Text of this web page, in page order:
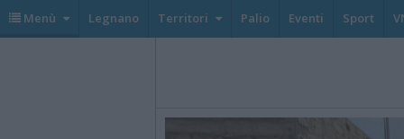
Menù Legnano Territori Palio Eventi Sport